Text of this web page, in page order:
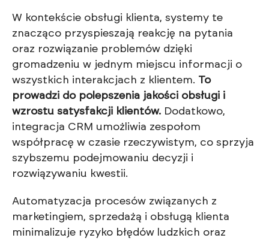
W kontekście obsługi klienta, systemy te
znacząco przyspieszają reakcję na pytania
oraz rozwiązanie problemów dzięki
gromadzeniu w jednym miejscu informacji o
wszystkich interakcjach z klientem. To
prowadzi do polepszenia jakości obsługi i
wzrostu satysfakcji klientów. Dodatkowo,
integracja CRM umożliwia zespołom
współpracę w czasie rzeczywistym, co sprzyja
szybszemu podejmowaniu decyzji i
rozwiązywaniu kwestii.
Automatyzacja procesów związanych z
marketingiem, sprzedażą i obsługą klienta
minimalizuje ryzyko błędów ludzkich oraz